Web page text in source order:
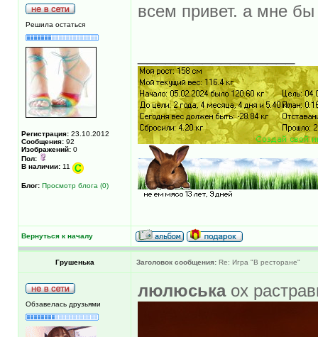
Решила остаться
Регистрация: 23.10.2012
Сообщения: 92
Изображений: 0
Пол:
В наличии: 11
Блог: Просмотр блога (0)
всем привет. а мне
Вернуться к началу
Грушенька Заголовок сообщения: Re: Игра "В ресторане"
Обзавелась друзьями
люлюськаох